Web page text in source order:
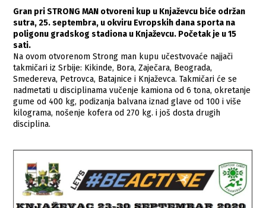
Gran pri STRONG MAN otvoreni kup u Knjaževcu biće održan
sutra, 25. septembra, u okviru Evropskih dana sporta na
poligonu gradskog stadiona u Knjaževcu. Početak je u 15
sati.
Na ovom otvorenom Strong man kupu učestvovaće najjači
takmičari iz Srbije: Kikinde, Bora, Zaječara, Beograda,
Smedereva, Petrovca, Batajnice i Knjaževca. Takmičari će se
nadmetati u disciplinama vučenje kamiona od 6 tona, okretanje
gume od 400 kg, podizanja balvana iznad glave od 100 i više
kilograma, nošenje kofera od 270 kg. i još dosta drugih
disciplina.